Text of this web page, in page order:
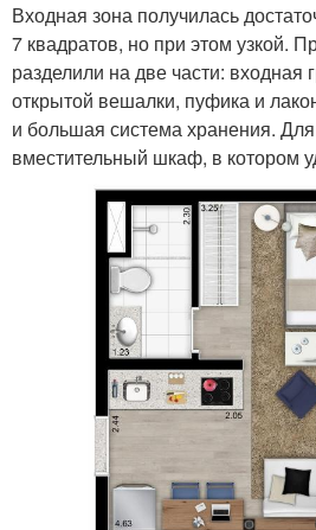
Входная зона получилась
7 квадратов, но при этом узкой.
разделили на две части: входная
открытой вешалки, пуфика и
и большая система хранения.
вместительный шкаф, в котором